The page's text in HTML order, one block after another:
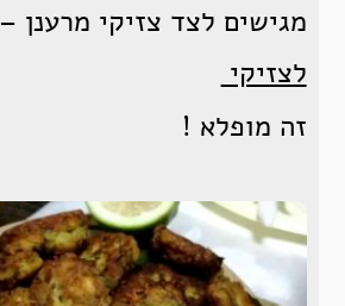
מגישים לצד צזיקי מרענן –
לצזיקי
זה מופלא !